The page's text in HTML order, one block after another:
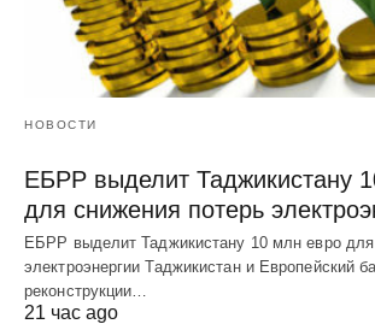
НОВОСТИ
ЕБРР выделит Таджикистану
для снижения потерь
ЕБРР выделит Таджикистану 10 млн евро для
электроэнергии Таджикистан и Европейский
реконструкции…
21 час ago